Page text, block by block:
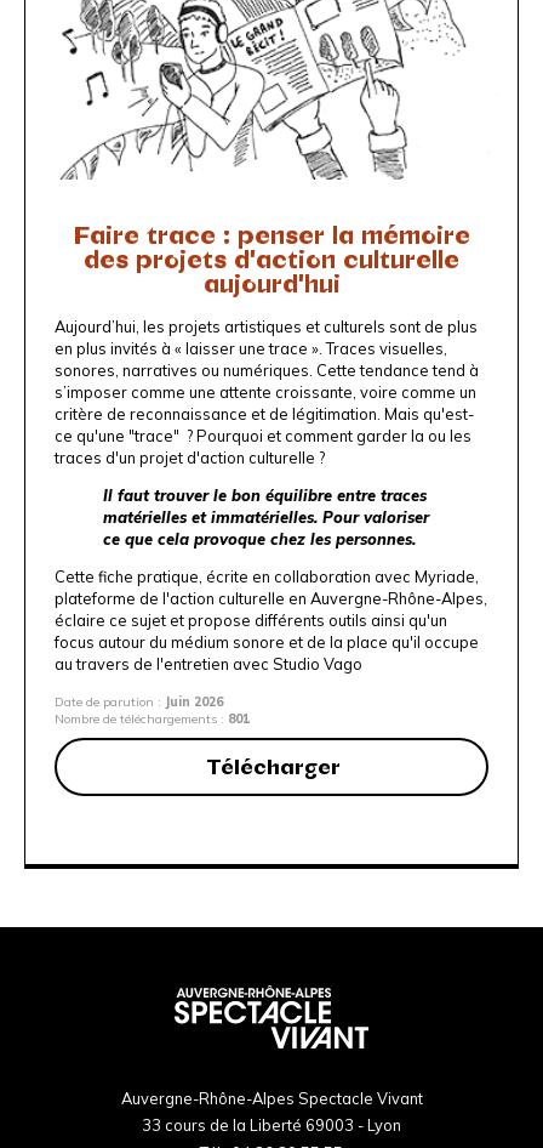
Faire trace : penser la mémoire
des projets d'action culturelle
aujourd'hui
Aujourd’hui, les projets artistiques et culturels sont de plus
en plus invités à « laisser une trace ». Traces visuelles,
sonores, narratives ou numériques. Cette tendance tend à
s’imposer comme une attente croissante, voire comme un
critère de reconnaissance et de légitimation. Mais qu'est-
ce qu'une "trace" ? Pourquoi et comment garder la ou les
traces d'un projet d'action culturelle ?
Il faut trouver le bon équilibre entre traces
matérielles et immatérielles. Pour valoriser
ce que cela provoque chez les personnes.
Cette fiche pratique, écrite en collaboration avec Myriade,
plateforme de l'action culturelle en Auvergne-Rhône-Alpes
éclaire ce sujet et propose différents outils ainsi qu'un
focus autour du médium sonore et de la place qu'il occupe
au travers de l'entretien avec Studio Vago
Date de parution : Juin 2026
Nombre de téléchargements : 801
Télécharger
Auvergne-Rhône-Alpes Spectacle Vivant
33 cours de la Liberté 69003 - Lyon